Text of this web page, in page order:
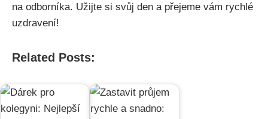
na odborníka. Užijte si svůj den⁢ a přejeme ⁢vám ⁣rychlé
uzdravení!‌
Related Posts: